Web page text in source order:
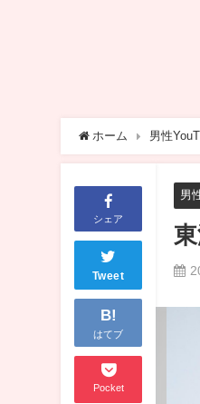
ホーム 男性
シェア
Tweet
B!
はてブ
Pocket
男